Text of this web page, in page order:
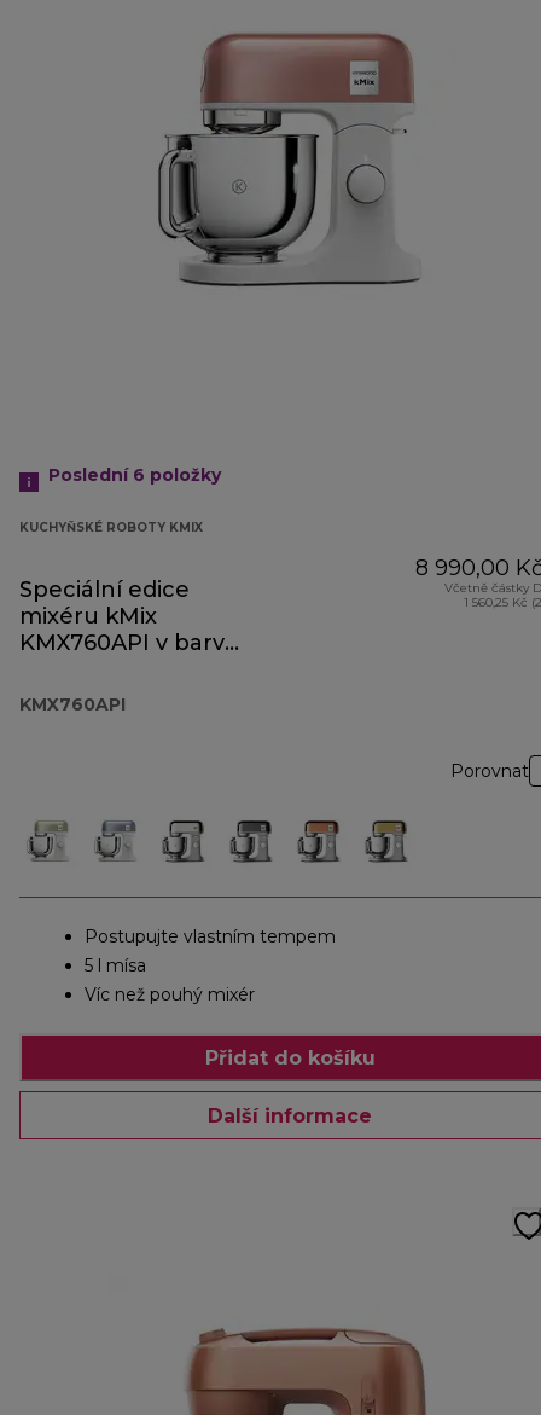
Poslední 6 položky
KUCHYŇSKÉ ROBOTY KMIX
Speciální edice
mixéru kMix
KMX760API v barvě
KMX760API
8 990,00
Včetně částky
1 560,25 Kč
Porovnat
Postupujte vlastním tempem
5 l mísa
Víc než pouhý mixér
Přidat do košíku
Další informace